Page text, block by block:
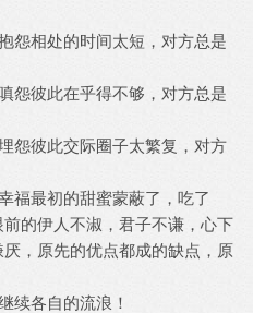
相处的时间太短，对方总是
彼此在乎得不够，对方总是
彼此交际圈子太繁复，对方
最初的甜蜜蒙蔽了，吃了
的伊人不淑，君子不谦，心下
，原先的优点都成的缺点，原
各自的流浪！